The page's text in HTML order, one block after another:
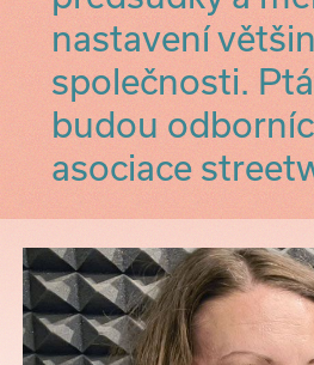
nastavení
společnosti.
budou
asociace